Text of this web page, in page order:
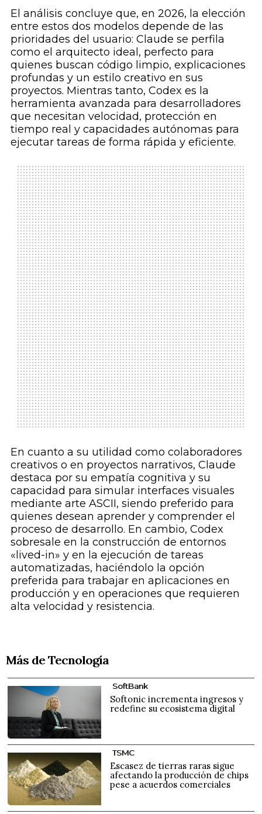
El análisis concluye que, en 2026, la elección
entre estos dos modelos depende de las
prioridades del usuario: Claude se perfila
como el arquitecto ideal, perfecto para
quienes buscan código limpio, explicaciones
profundas y un estilo creativo en sus
proyectos. Mientras tanto, Codex es la
herramienta avanzada para desarrolladores
que necesitan velocidad, protección en
tiempo real y capacidades autónomas para
ejecutar tareas de forma rápida y eficiente.
En cuanto a su utilidad como colaboradores
creativos o en proyectos narrativos, Claude
destaca por su empatía cognitiva y su
capacidad para simular interfaces visuales
mediante arte ASCII, siendo preferido para
quienes desean aprender y comprender el
proceso de desarrollo. En cambio, Codex
sobresale en la construcción de entornos
«lived-in» y en la ejecución de tareas
automatizadas, haciéndolo la opción
preferida para trabajar en aplicaciones en
producción y en operaciones que requieren
alta velocidad y resistencia.
Más de Tecnología
SoftBank
Softonic incrementa ingresos y
redefine su ecosistema digital
TSMC
Escasez de tierras raras sigue
afectando la producción de chips
pese a acuerdos comerciales